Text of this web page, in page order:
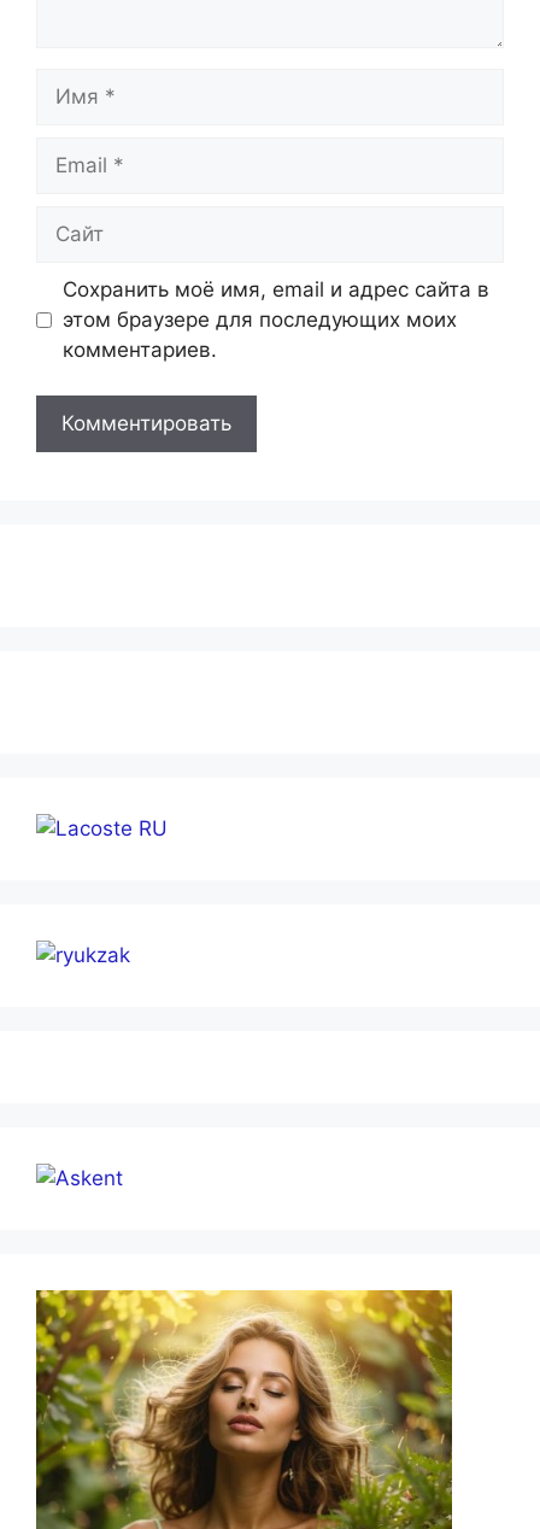
Сохранить моё имя, email и адрес сайта в
этом браузере для последующих моих
комментариев.